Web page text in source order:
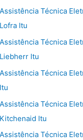
Assistência Técnica
Lofra Itu
Assistência Técnica
Liebherr Itu
Assistência Técnica
Itu
Assistência Técnica
Kitchenaid Itu
Assistência Técnica